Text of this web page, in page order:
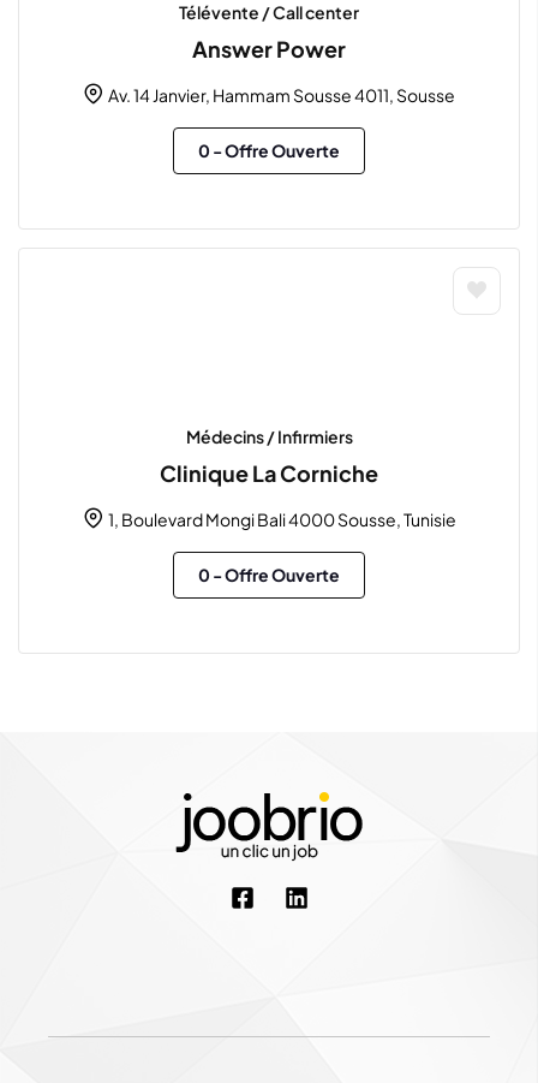
Télévente / Call center
Answer Power
Av. 14 Janvier, Hammam Sousse 4011, Sousse
0- Offre Ouverte
Médecins / Infirmiers
Clinique La Corniche
1, Boulevard Mongi Bali 4000 Sousse, Tunisie
0- Offre Ouverte